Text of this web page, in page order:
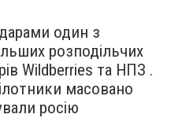
один з
розподільчих
Wildberries та НПЗ .
масовано
росію